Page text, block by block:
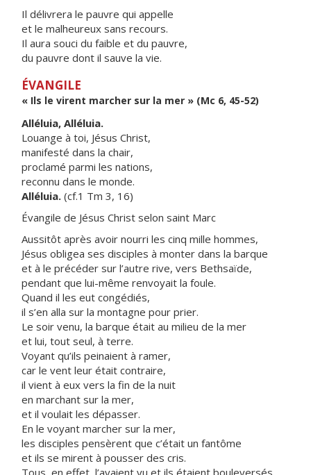
Il délivrera le pauvre qui appelle
et le malheureux sans recours.
Il aura souci du faible et du pauvre,
du pauvre dont il sauve la vie.
ÉVANGILE
« Ils le virent marcher sur la mer » (Mc 6, 45-52)
Alléluia, Alléluia.
Louange à toi, Jésus Christ,
manifesté dans la chair,
proclamé parmi les nations,
reconnu dans le monde.
Alléluia. (cf.1 Tm 3, 16)
Évangile de Jésus Christ selon saint Marc
Aussitôt après avoir nourri les cinq mille hommes,
Jésus obligea ses disciples à monter dans la barque
et à le précéder sur l’autre rive, vers Bethsaïde,
pendant que lui-même renvoyait la foule.
Quand il les eut congédiés,
il s’en alla sur la montagne pour prier.
Le soir venu, la barque était au milieu de la mer
et lui, tout seul, à terre.
Voyant qu’ils peinaient à ramer,
car le vent leur était contraire,
il vient à eux vers la fin de la nuit
en marchant sur la mer,
et il voulait les dépasser.
En le voyant marcher sur la mer,
les disciples pensèrent que c’était un fantôme
et ils se mirent à pousser des cris.
Tous, en effet, l’avaient vu et ils étaient bouleversés.